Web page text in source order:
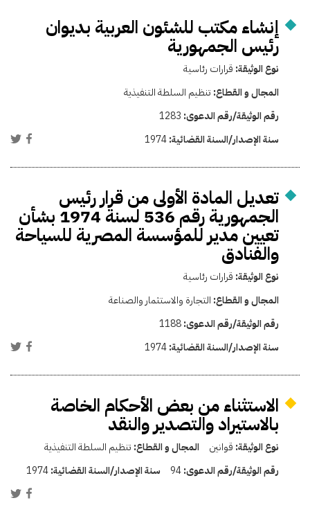
إنشاء مكتب للشئون العربية بديوان
رئيس الجمهورية
نوع الوثيقة: قرارات رئاسية
المجال و القطاع: تنظيم السلطة التنفيذية
رقم الوثيقة/رقم الدعوى: 1283
سنة الإصدار/السنة القضائية:1974
تعديل المادة الأولى من قرار رئيس
الجمهورية رقم 536 لسنة 1974 بشأن
تعيين مدير للمؤسسة المصرية للسياحة
والفنادق
نوع الوثيقة: قرارات رئاسية
المجال و القطاع: التجارة والاستثمار والصناعة
رقم الوثيقة/رقم الدعوى:1188
سنة الإصدار/السنة القضائية:1974
الاستثناء من بعض الأحكام الخاصة
بالاستيراد والتصدير والنقد
نوع الوثيقة: قوانين المجال و القطاع: تنظيم السلطة التنفيذية
رقم الوثيقة/رقم الدعوى:94 سنة الإصدار/السنة القضائية:1974